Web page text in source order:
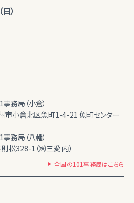
）
務局（小倉）
市小倉北区魚町1-4-21 魚町センター
務局（八幡）
松328-1（㈱三愛 内）
全国の101事務局はこちら